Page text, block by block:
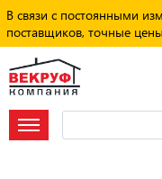
В связи с постоянными
поставщиков, точные